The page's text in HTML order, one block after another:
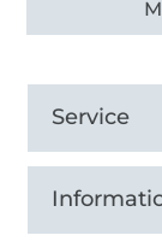
Alle
Service